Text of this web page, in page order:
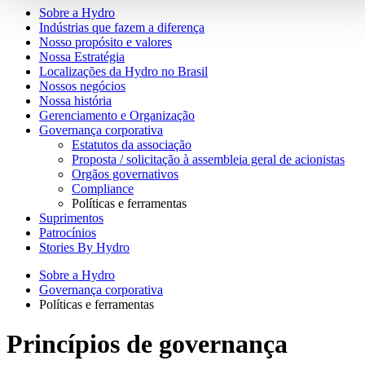
Sobre a Hydro
Indústrias que fazem a diferença
Nosso propósito e valores
Nossa Estratégia
Localizações da Hydro no Brasil
Nossos negócios
Nossa história
Gerenciamento e Organização
Governança corporativa
Estatutos da associação
Proposta / solicitação à assembleia geral de acionistas
Orgãos governativos
Compliance
Políticas e ferramentas
Suprimentos
Patrocínios
Stories By Hydro
Sobre a Hydro
Governança corporativa
Políticas e ferramentas
Princípios de governança